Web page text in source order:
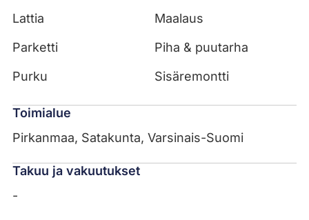
Lattia
Maalaus
Parketti
Piha & puutarha
Purku
Sisäremontti
Toimialue
Pirkanmaa, Satakunta, Varsinais-Suomi
Takuu ja vakuutukset
-